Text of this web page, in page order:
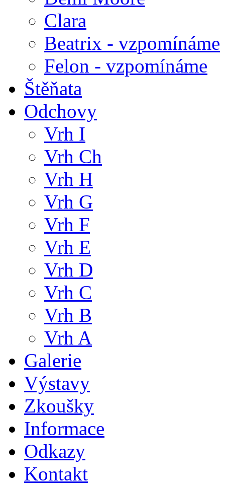
Clara
Beatrix - vzpomínáme
Felon - vzpomínáme
Štěňata
Odchovy
Vrh I
Vrh Ch
Vrh H
Vrh G
Vrh F
Vrh E
Vrh D
Vrh C
Vrh B
Vrh A
Galerie
Výstavy
Zkoušky
Informace
Odkazy
Kontakt